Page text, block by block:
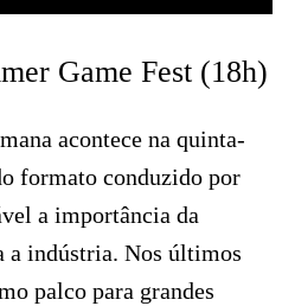
Game Fest (18h)
acontece na quinta-
formato conduzido por
a importância da
a indústria. Nos últimos
palco para grandes